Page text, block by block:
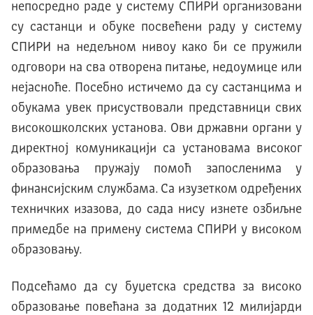
непосредно раде у систему СПИРИ организовани
су састанци и обуке посвећени раду у систему
СПИРИ на недељном нивоу како би се пружили
одговори на сва отворена питање, недоумице или
нејасноће. Посебно истичемо да су састанцима и
обукама увек присуствовали представници свих
високошколских установа. Ови државни органи у
директној комуникацији са установама високог
образовања пружају помоћ запосленима у
финансијским службама. Са изузетком одређених
техничких изазова, до сада нису изнете озбиљне
примедбе на примену система СПИРИ у високом
образовању.
Подсећамо да су буџетска средства за високо
образовање повећана за додатних 12 милијарди